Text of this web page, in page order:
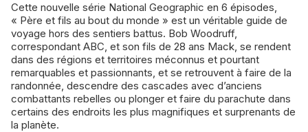
Cette nouvelle série National Geographic en 6 épisodes,
« Père et fils au bout du monde » est un véritable guide de
voyage hors des sentiers battus. Bob Woodruff,
correspondant ABC, et son fils de 28 ans Mack, se rendent
dans des régions et territoires méconnus et pourtant
remarquables et passionnants, et se retrouvent à faire de la
randonnée, descendre des cascades avec d’anciens
combattants rebelles ou plonger et faire du parachute dans
certains des endroits les plus magnifiques et surprenants de
la planète.